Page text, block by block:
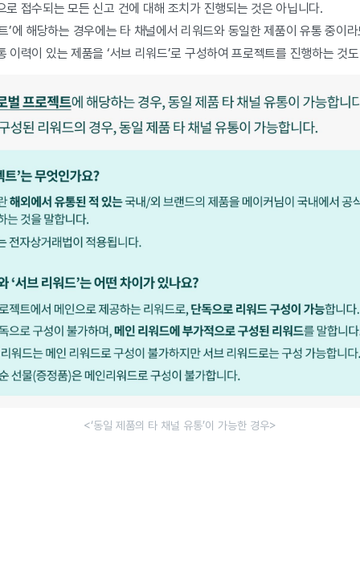
로 접수되는 모든 신고 건에 대해 조치가 진행되는 것은 아닙니다.
’에 해당하는 경우에는 타 채널에서 리워드와 동일한 제품이 유통 중이
이력이 있는 제품을 ‘서브 리워드’로 구성하여 프로젝트를 진행하는 것
<‘동일 제품의 타 채널 유통’이 가능한 경우>